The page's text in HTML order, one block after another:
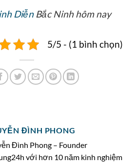
DiễnBắc Ninh hôm nay
5/5 - (1 bình chọn)
ĐÌNH PHONG
Đình Phong – Founder
với hơn 10 năm kinh nghiệm